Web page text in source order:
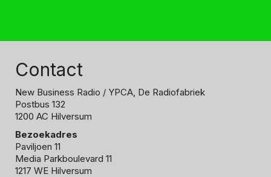
Contact
New Business Radio / YPCA, De Radiofabriek
Postbus 132
1200 AC Hilversum
Bezoekadres
Paviljoen 11
Media Parkboulevard 11
1217 WE Hilversum